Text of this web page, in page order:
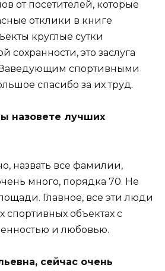
от посетителей, которые
отклики в книге
круглые сутки
сохранности, это заслуга
спортивными
спасибо за их труд.
назовете лучших
назвать все фамилии,
много, порядка 70. Не
Главное, все эти люди
спортивных объектах с
и любовью.
сейчас очень